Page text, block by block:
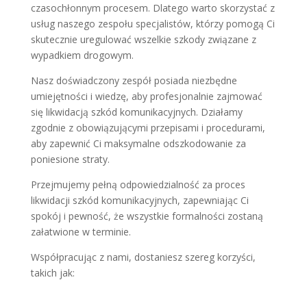
czasochłonnym procesem. Dlatego warto skorzystać z
usług naszego zespołu specjalistów, którzy pomogą Ci
skutecznie uregulować wszelkie szkody związane z
wypadkiem drogowym.
Nasz doświadczony zespół posiada niezbędne
umiejętności i wiedzę, aby profesjonalnie zajmować
się likwidacją szkód komunikacyjnych. Działamy
zgodnie z obowiązującymi przepisami i procedurami,
aby zapewnić Ci maksymalne odszkodowanie za
poniesione straty.
Przejmujemy pełną odpowiedzialność za proces
likwidacji szkód komunikacyjnych, zapewniając Ci
spokój i pewność, że wszystkie formalności zostaną
załatwione w terminie.
Współpracując z nami, dostaniesz szereg korzyści,
takich jak: